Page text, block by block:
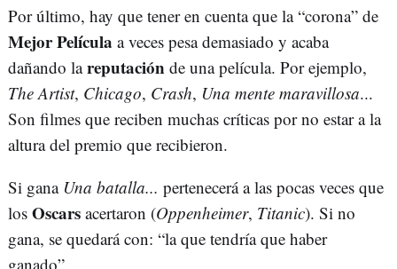
Por último, hay que tener en cuenta que la “corona” de
Mejor Película a veces pesa demasiado y acaba
dañando lareputación de una película. Por ejemplo,
The Artist, Chicago, Crash, Una mente maravillosa...
Son filmes que reciben muchas críticas por no estar a la
altura del premio que recibieron.
Si gana Una batalla... pertenecerá a las pocas veces que
los Oscars acertaron (Oppenheimer, Titanic). Si no
gana, se quedará con: “la que tendría que haber
ganado”.